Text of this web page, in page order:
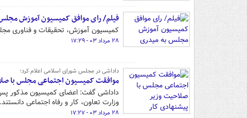
فیلم/ رای موافق کمیسیون آموزش
کمیسیون آموزش، تحقیقات و فناوری
۲۸ مرداد ۰۳ - ۱۷:۲۹
داداشی در مجلس شورای اسلامی اعلام کرد؛
موافقت کمیسیون اجتماعی مجلس با
داداشی گفت: اعضای کمیسیون مذکور پس
وزارت تعاون، کار و رفاه اجتماعی دانستند.
۲۸ مرداد ۰۳ - ۱۷:۲۷